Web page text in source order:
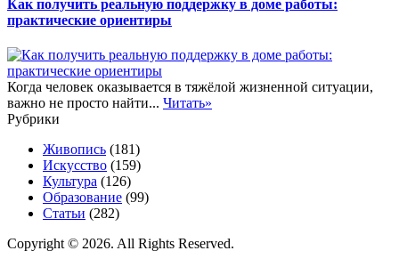
Как получить реальную поддержку в доме работы:
практические ориентиры
Когда человек оказывается в тяжёлой жизненной ситуации,
важно не просто найти... Читать»
Рубрики
Живопись (181)
Искусство (159)
Культура (126)
Образование (99)
Статьи (282)
Copyright © 2026. All Rights Reserved.